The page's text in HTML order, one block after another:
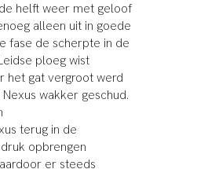
helft weer met geloof
alleen uit in goede
fase de scherpte in de
ploeg wist
het gat vergroot werd
wakker geschud.
terug in de
opbrengen
er steeds